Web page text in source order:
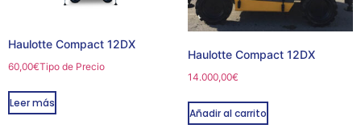
Haulotte Compact 12DX
60,00€Tipo de Precio
Leer más
Haulotte Compact 12DX
14.000,00€
Añadir al carrito